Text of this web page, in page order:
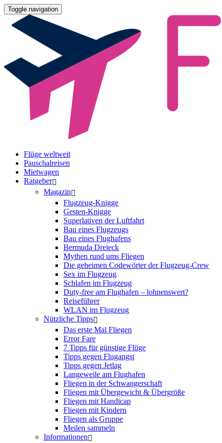
Toggle navigation
Flüge weltweit
Pauschalreisen
Mietwagen
Ratgeber
Magazin
Flugzeug-Knigge
Gesten-Knigge
Superlativen der Luftfahrt
Bau eines Flugzeugs
Bau eines Flughafens
Bermuda Dreieck
Mythen rund ums Fliegen
Die geheimen Codewörter der Flugzeug-Crew
Sex im Flugzeug
Schlafen im Flugzeug
Duty-free am Flughafen – lohnenswert?
Reiseführer
WLAN im Flugzeug
Nützliche Tipps
Das erste Mal Fliegen
Error Fare
7 Tipps für günstige Flüge
Tipps gegen Flugangst
Tipps gegen Jetlag
Langeweile am Flughafen
Fliegen in der Schwangerschaft
Fliegen mit Übergewicht & Übergröße
Fliegen mit Handicap
Fliegen mit Kindern
Fliegen als Gruppe
Meilen sammeln
Informationen